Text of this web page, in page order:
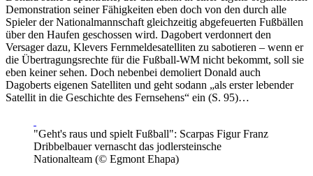
Demonstration seiner Fähigkeiten eben doch von den durch alle
Spieler der Nationalmannschaft gleichzeitig abgefeuerten Fußbällen
über den Haufen geschossen wird. Dagobert verdonnert den
Versager dazu, Klevers Fernmeldesatelliten zu sabotieren – wenn er
die Übertragungsrechte für die Fußball-WM nicht bekommt, soll sie
eben keiner sehen. Doch nebenbei demoliert Donald auch
Dagoberts eigenen Satelliten und geht sodann „als erster lebender
Satellit in die Geschichte des Fernsehens“ ein (S. 95)…
"Geht's raus und spielt Fußball": Scarpas Figur Franz
Dribbelbauer vernascht das jodlersteinsche
Nationalteam (© Egmont Ehapa)